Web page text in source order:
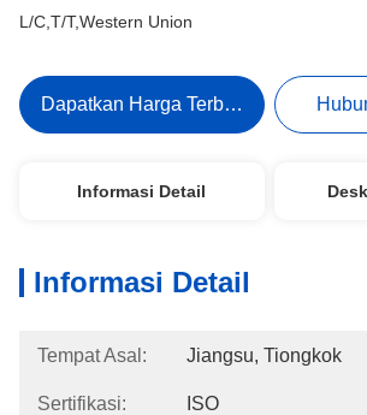
L/C,T/T,Western Union
Dapatkan Harga Terbaik
Informasi Detail
Informasi Detail
Tempat Asal: Jiangsu, Tiongkok
Sertifikasi: ISO